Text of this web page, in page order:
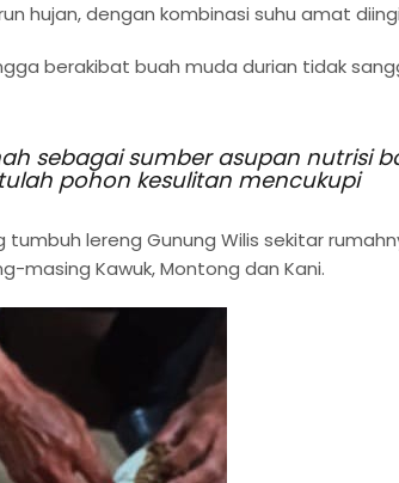
hujan, dengan kombinasi suhu amat
berakibat buah muda durian tidak
sebagai sumber asupan nutrisi
pohon kesulitan mencukupi
tumbuh lereng Gunung Wilis sekitar
masing Kawuk, Montong dan Kani.